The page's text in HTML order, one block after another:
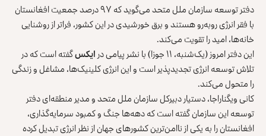
دفتر توسعه سازمان ملل متحد می‌گوید که ۹۷ درصد جمعیت افغانستان
با فقر انرژی روبه‌رو هستند و برق خورشیدی در این کشور، فراتر از روشنایی
خانه‌ها، امید را تقویت می‌کند.
این دفتر امروز (یک‌شنبه، ۱۱ جوزا) با نشر پیامی در
ایکسگفته است که در
تلاش توسعه انرژی تجدیدپذیر است و این انرژی کلینیک‌ها، مشاغل و زندگی
را متحول می‌کند.
کانی ویگناراجا، دستیار دبیرکل سازمان ملل متحد و مدیر منطقه‌ای دفتر
توسعه این سازمان گفته است که دهه‌ها جنگ و کمبود سرمایه‌گذاری،
افغانستان را به یکی از ناامن‌ترین کشورهای جهان از نظر انرژی تبدیل کرده